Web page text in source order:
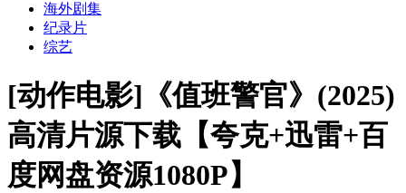
海外剧集
纪录片
综艺
[动作电影]《值班警官》(2025)
高清片源下载【夸克+迅雷+百
度网盘资源1080P】